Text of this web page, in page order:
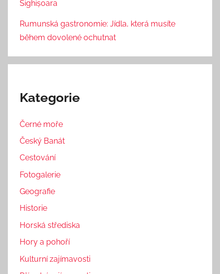
Sighișoara
Rumunská gastronomie: Jídla, která musíte
během dovolené ochutnat
Kategorie
Černé moře
Český Banát
Cestování
Fotogalerie
Geografie
Historie
Horská střediska
Hory a pohoří
Kulturní zajímavosti